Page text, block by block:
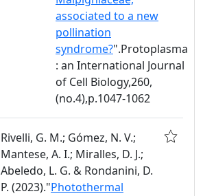
associated to a new
pollination
syndrome?".Protoplasma
: an International Journal
of Cell Biology,260,
(no.4),p.1047-1062
Rivelli, G. M.; Gómez, N. V.;
Mantese, A. I.; Miralles, D. J.;
Abeledo, L. G. & Rondanini, D.
P. (2023)."Photothermal